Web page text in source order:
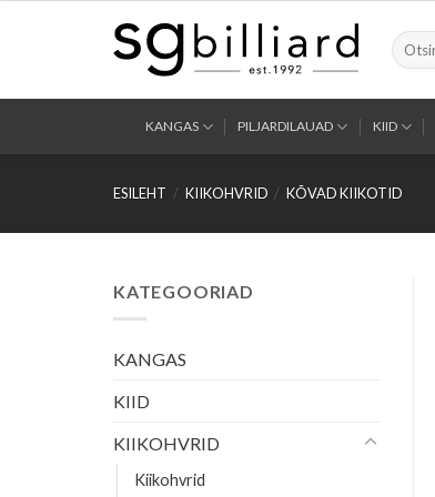
Otsi:
KANGAS PILJARDILAUAD KIID
ESILEHT / KIIKOHVRID / KÕVAD KIIKOTID
KATEGOORIAD
KANGAS
KIID
KIIKOHVRID
Kiikohvrid